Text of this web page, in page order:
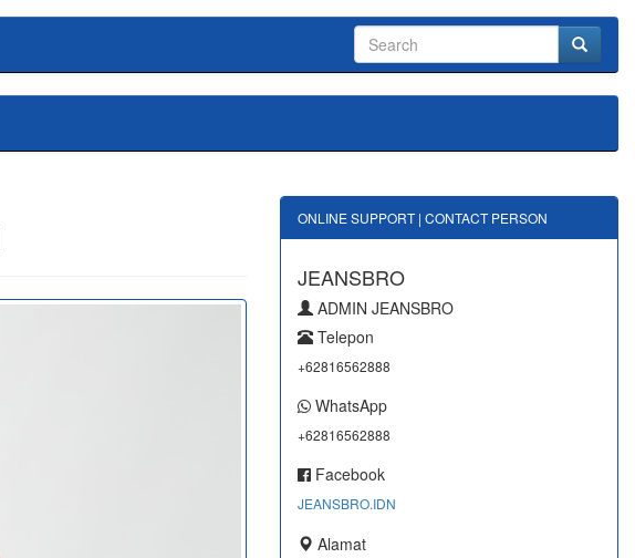
ONLINE SUPPORT | CONTACT PERSON
JEANSBRO
ADMIN JEANSBRO
Telepon
+62816562888
WhatsApp
+62816562888
Facebook
JEANSBRO.IDN
Alamat